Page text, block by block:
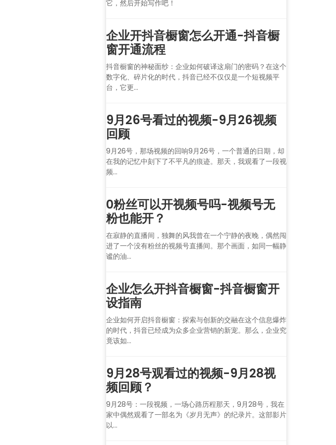
它，然后开始写作吧！
企业开抖音橱窗怎么开通-抖音橱
窗开通流程
抖音橱窗的神秘面纱：企业如何破译这扇门的密码？在这个
数字化、碎片化的时代，抖音已经不仅仅是一个短视频平
台，它更...
9月26号看过的视频-9月26视频
回顾
9月26号，那场视频的回响9月26号，一个普通的日期，却
在我的记忆中刻下了不平凡的痕迹。那天，我观看了一段视
频...
0粉丝可以开视频号吗-视频号无
粉也能开？
在寂静的直播间，独舞的风我曾在一个宁静的夜晚，偶然闯
进了一个没有粉丝的视频号直播间。那个画面，如同一幅静
谧的油...
企业怎么开抖音橱窗-抖音橱窗开
设指南
企业如何开启抖音橱窗：探索与创新的交融在这个信息爆炸
的时代，抖音已经成为众多企业营销的新宠。那么，企业究
竟该如...
9月28号观看过的视频-9月28视
频回顾？
9月28号：一段视频，一场心路历程那天，9月28号，我在
家中偶然观看了一部名为《岁月无声》的纪录片。这部影片
以...